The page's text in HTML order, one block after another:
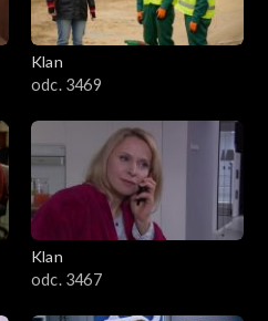
Klan
odc. 3469
Klan
odc. 3467